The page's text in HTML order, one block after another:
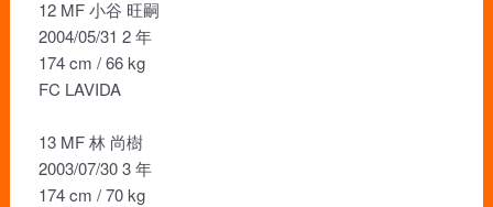
12 MF 小谷 旺嗣
2004/05/31 2 年
174 cm / 66 kg
FC LAVIDA
13 MF 林 尚樹
2003/07/30 3 年
174 cm / 70 kg